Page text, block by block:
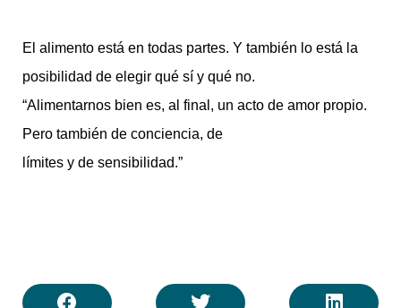
El alimento está en todas partes. Y también lo está la
posibilidad de elegir qué sí y qué no.
“Alimentarnos bien es, al final, un acto de amor propio.
Pero también de conciencia, de
límites y de sensibilidad.”